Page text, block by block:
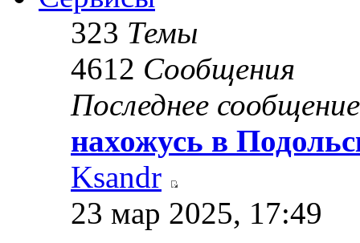
323 Темы
4612 Сообщения
Последнее сообщение
нахожусь в
Ksandr
23 мар 2025, 17:49